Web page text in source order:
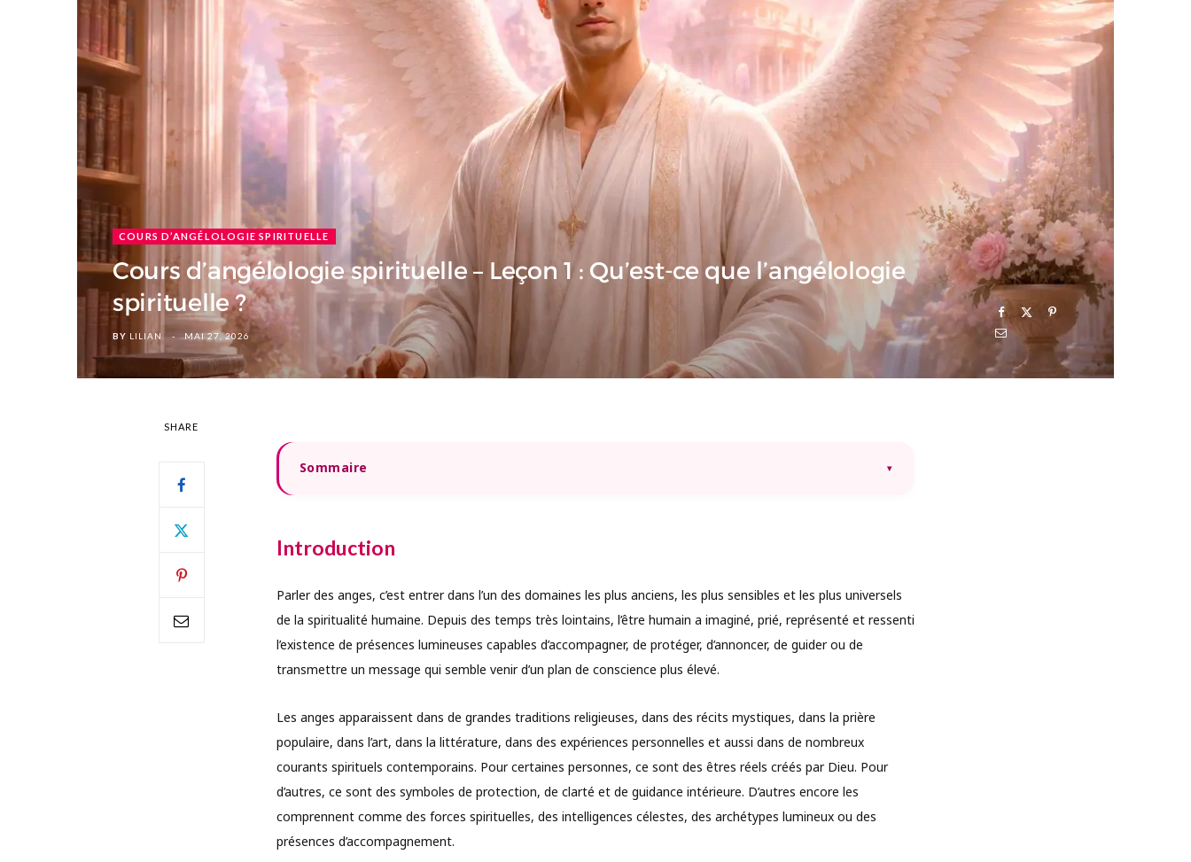
COURS D’ANGÉLOLOGIE SPIRITUELLE
Cours d’angélologie spirituelle – Leçon 1 : Qu’est-ce que l’angélologie
spirituelle ?
BY LILIAN MAI 27, 2026
SHARE
Sommaire ▾
Introduction
Parler des anges, c’est entrer dans l’un des domaines les plus anciens, les plus sensibles et les plus universels
de la spiritualité humaine. Depuis des temps très lointains, l’être humain a imaginé, prié, représenté et ressenti
l’existence de présences lumineuses capables d’accompagner, de protéger, d’annoncer, de guider ou de
transmettre un message qui semble venir d’un plan de conscience plus élevé.
Les anges apparaissent dans de grandes traditions religieuses, dans des récits mystiques, dans la prière
populaire, dans l’art, dans la littérature, dans des expériences personnelles et aussi dans de nombreux
courants spirituels contemporains. Pour certaines personnes, ce sont des êtres réels créés par Dieu. Pour
d’autres, ce sont des symboles de protection, de clarté et de guidance intérieure. D’autres encore les
comprennent comme des forces spirituelles, des intelligences célestes, des archétypes lumineux ou des
présences d’accompagnement.